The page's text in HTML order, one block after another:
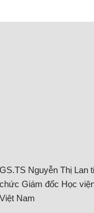
GS.TS Nguyễn Thị Lan
chức Giám đốc Học
Việt Nam